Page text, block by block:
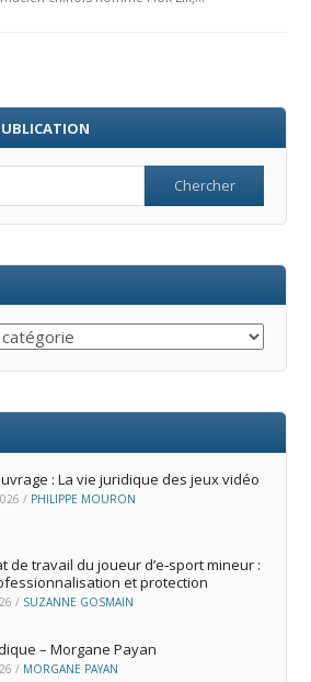
: La vie juridique des jeux vidéo
/ PHILIPPE MOURON
de travail du joueur d’e‑sport mineur :
et protection
/ SUZANNE GOSMAIN
– Morgane Payan
/ MORGANE PAYAN